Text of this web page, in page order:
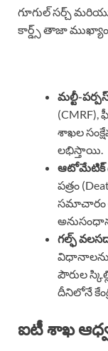
గూగుల్ సర్చ్
కార్డ్స్ తాజా
మల్టీ-
శాఖల
లభిస్తాయి.
ఆటోమేటిక్
పత్రం
సమాచారం
గల్ఫ్
విధానాలను
పౌరుల
దీనిలోనే
ఐటీ శాఖ